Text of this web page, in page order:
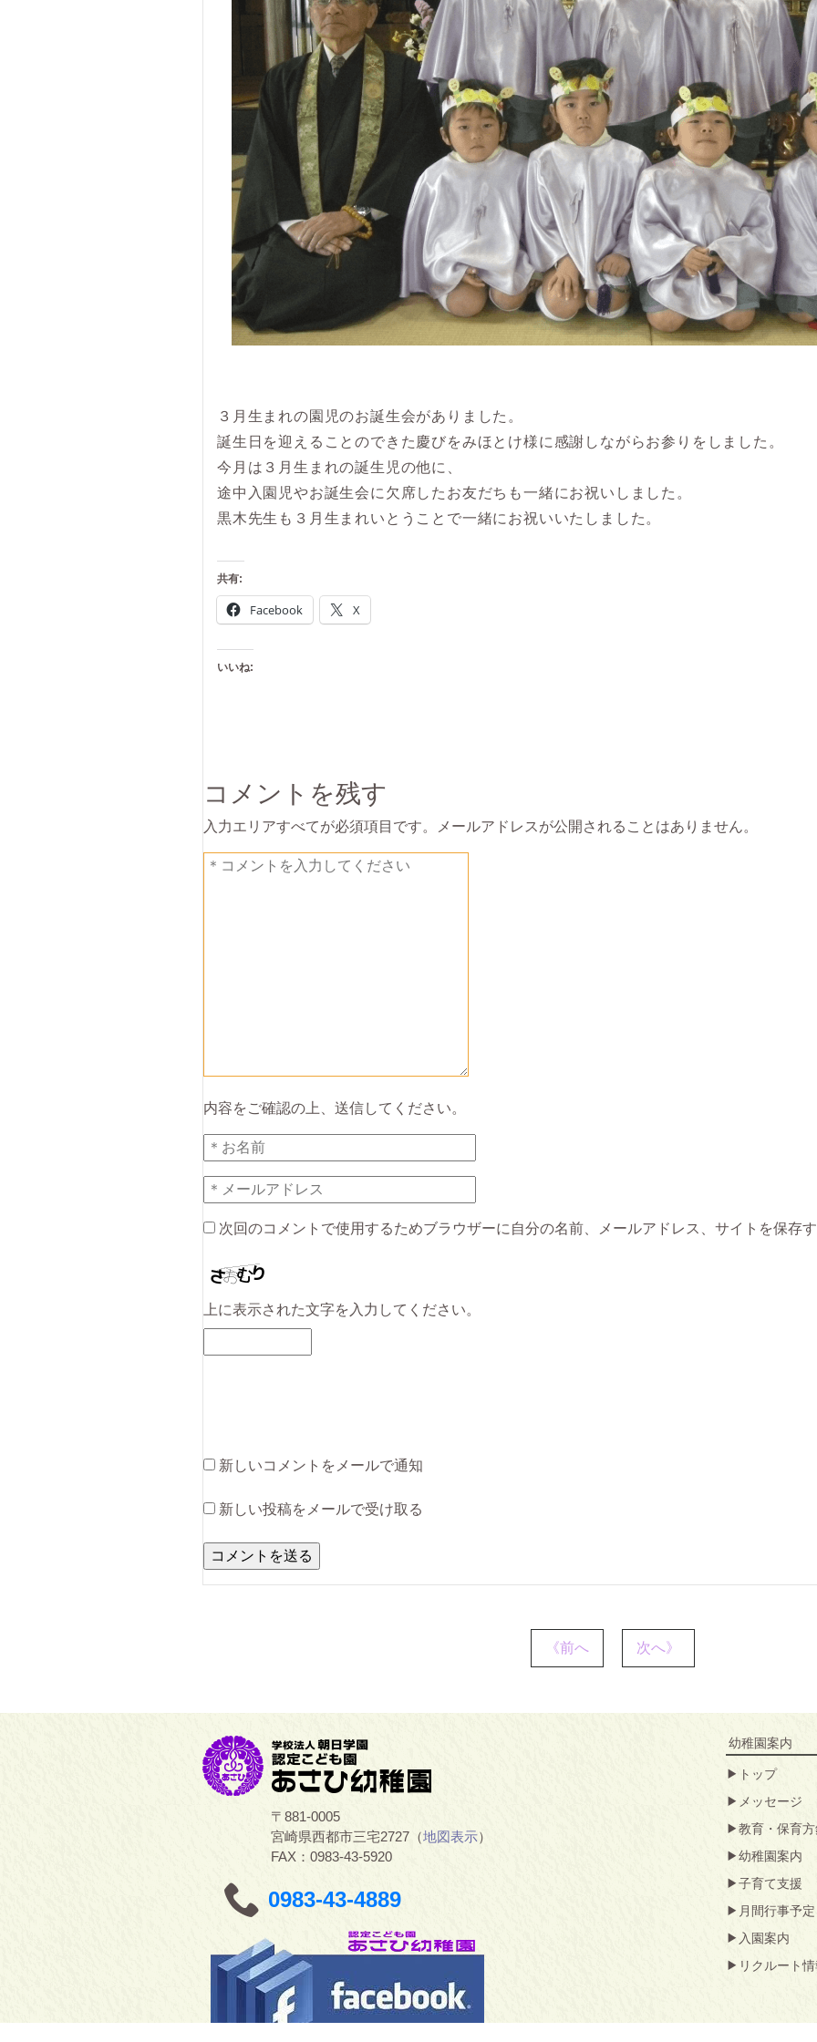
３月生まれの園児のお誕生会がありました。
誕生日を迎えることのできた慶びをみほとけ様に感謝しながらお参りをしました。
今月は３月生まれの誕生児の他に、
途中入園児やお誕生会に欠席したお友だちも一緒にお祝いしました。
黒木先生も３月生まれいとうことで一緒にお祝いいたしました。
共有:
Facebook X
いいね:
コメントを残す
入力エリアすべてが必須項目です。メールアドレスが公開されることはありません。
内容をご確認の上、送信してください。
次回のコメントで使用するためブラウザーに自分の名前、メールアドレス、サイトを保存
上に表示された文字を入力してください。
新しいコメントをメールで通知
新しい投稿をメールで受け取る
《前へ 次へ》
〒881-0005
宮崎県西都市三宅2727（地図表示）
FAX：0983-43-5920
0983-43-4889
幼稚園案内
トップ
メッセージ
教育・保育
幼稚園案内
子育て支援
月間行事予定
入園案内
リクルート